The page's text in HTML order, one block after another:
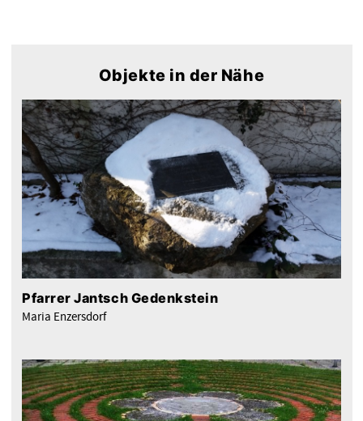
Objekte in der Nähe
Pfarrer Jantsch Gedenkstein
Maria Enzersdorf